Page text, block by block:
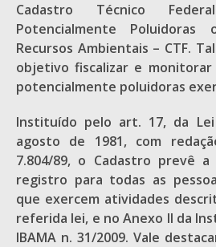
Cadastro Técnico
Potencialmente Poluidoras
Recursos Ambientais – CTF.
objetivo fiscalizar e
potencialmente poluidoras
Instituído pelo art. 17, da
agosto de 1981, com
7.804/89, o Cadastro prevê
registro para todas as
que exercem atividades
referida lei, e no Anexo II da
IBAMA n. 31/2009. Vale